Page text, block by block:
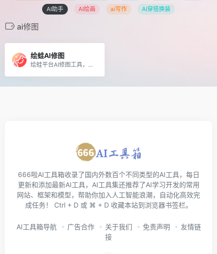
AI助手
AI绘画 ai写作 AI穿搭换装
ai修图
绘蛙AI修图
绘蛙平台AI修图工具，支持手脚修复、商品重绘、AI扩图、AI换色
666啦AI工具箱收录了国内外数百个不同类型的AI工具，每日
更新和添加最新AI工具，AI工具集还推荐了AI学习开发的常用
网站、框架和模型，帮助你加入人工智能浪潮，自动化高效完
成任务！ Ctrl + D 或 ⌘ + D 收藏本站到浏览器书签栏。
AI工具箱导航 广告合作 关于我们 免责声明
友情链
接